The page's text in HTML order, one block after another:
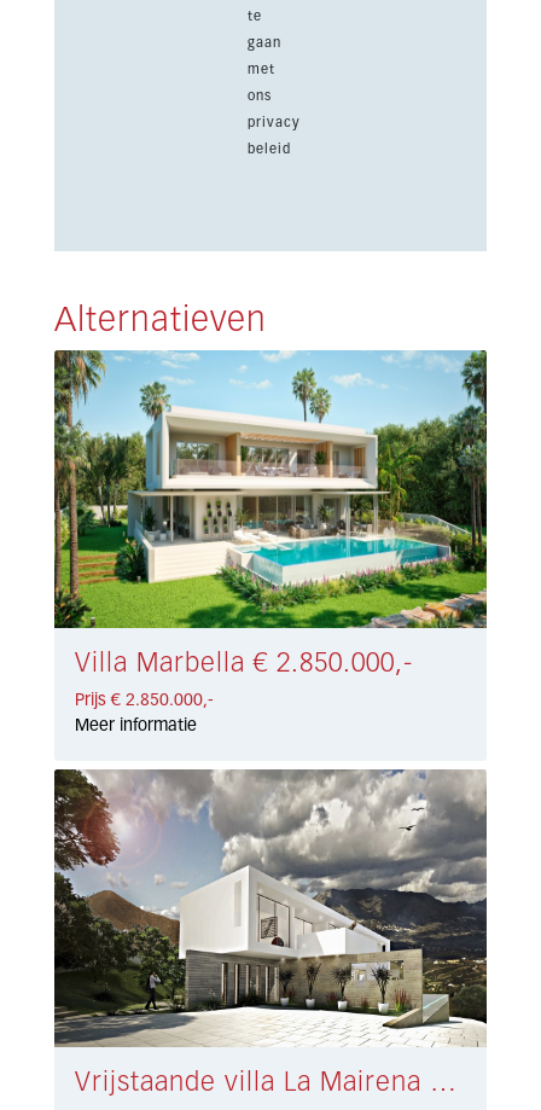
te
gaan
met
ons
privacy
beleid
Alternatieven
Villa Marbella € 2.850.000,-
Prijs € 2.850.000,-
Meer informatie
Vrijstaande villa La Mairena € 2.950.000,-